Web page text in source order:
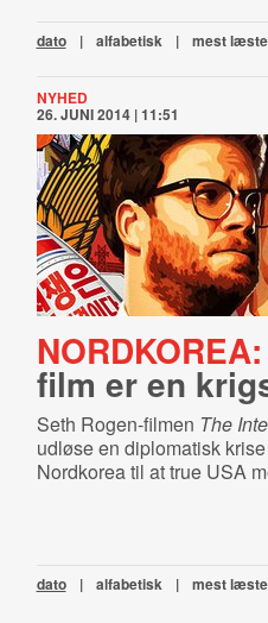
dato | alfabetisk | mest læste
NYHED
26. JUNI 2014 | 11:51
NORDKOREA:
film er en
Seth Rogen-filmen The
udløse en diplomatisk
Nordkorea til at true USA
dato | alfabetisk | mest læste